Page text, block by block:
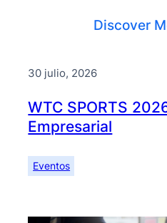
Discover
30 julio, 2026
WTC SPORTS
Empresarial
Eventos